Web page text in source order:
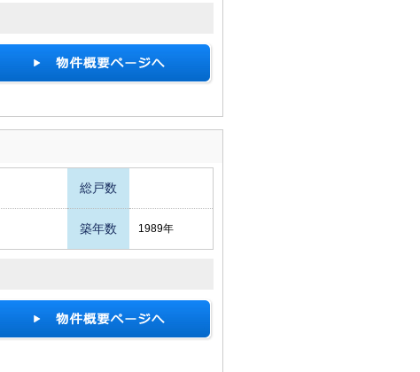
総戸数
築年数 1989年